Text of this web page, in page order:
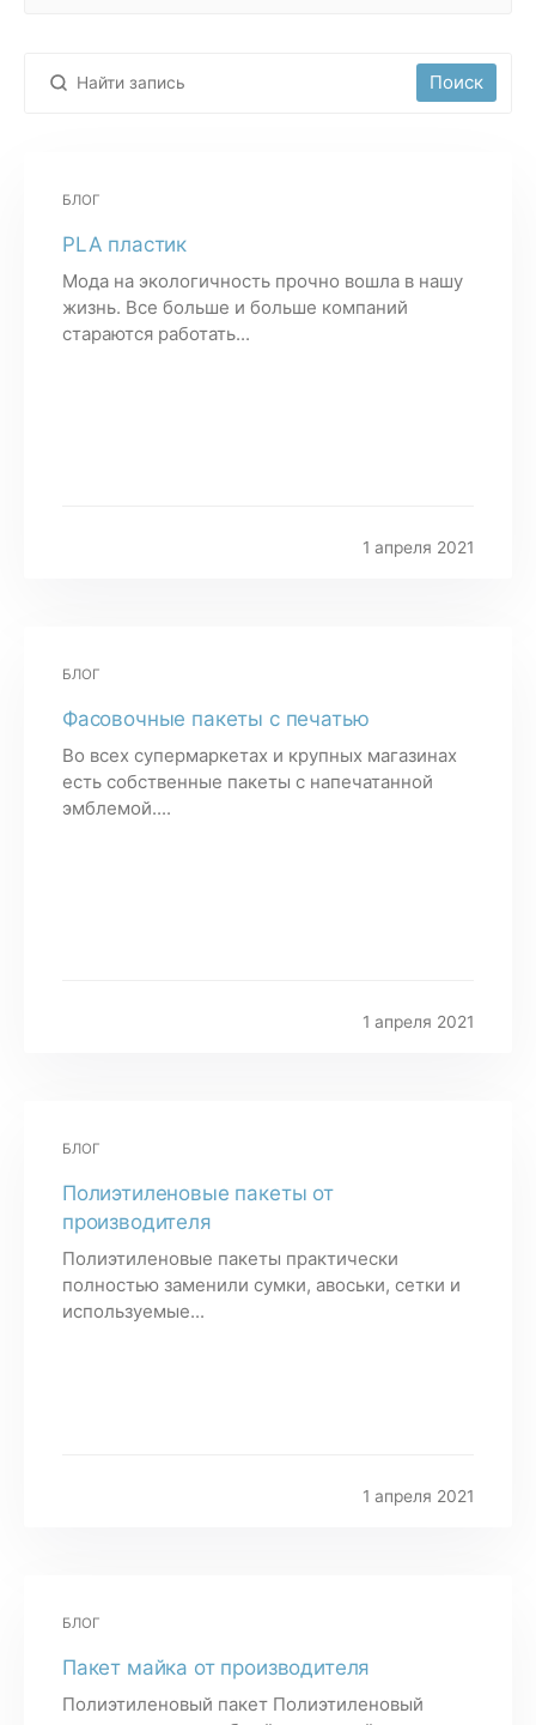
Поиск
БЛОГ
PLA пластик
Мода на экологичность прочно вошла в нашу
жизнь. Все больше и больше компаний
стараются работать...
1 апреля 2021
БЛОГ
Фасовочные пакеты с печатью
Во всех супермаркетах и крупных магазинах
есть собственные пакеты с напечатанной
эмблемой....
1 апреля 2021
БЛОГ
Полиэтиленовые пакеты от
производителя
Полиэтиленовые пакеты практически
полностью заменили сумки, авоськи, сетки и
используемые...
1 апреля 2021
БЛОГ
Пакет майка от производителя
Полиэтиленовый пакет Полиэтиленовый